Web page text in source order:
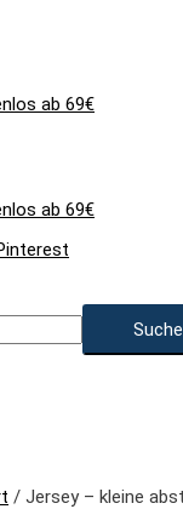
ab 69€
ab 69€
/ Jersey – kleine